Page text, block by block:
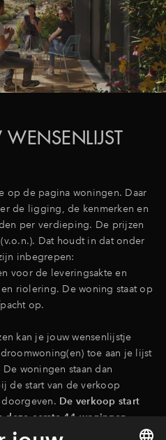
op de pagina woningen. Daar
de ligging, de kenmerken en
per verdieping. De prijzen
Dat houdt in dat onder
inbegrepen:
voor de leveringsakte en
riolering. De woning staat op
op.
kan je jouw wensenlijstje
toe aan je lijst
woningen staan dan
de start van de verkoop
De verkoop start
deze eerste 41 woningen